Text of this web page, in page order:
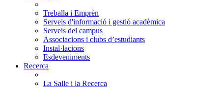
Treballa i Emprèn
Serveis d'informació i gestió acadèmica
Serveis del campus
Associacions i clubs d’estudiants
Instal·lacions
Esdeveniments
Recerca
La Salle i la Recerca